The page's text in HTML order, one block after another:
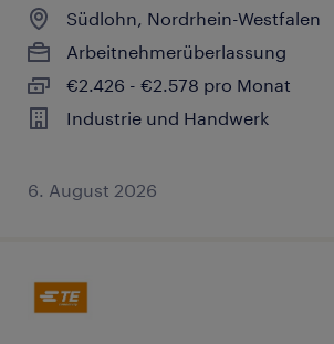
Südlohn, Nordrhein-Westfalen
Arbeitnehmerüberlassung
€2.426 - €2.578 pro Monat
Industrie und Handwerk
6. August 2026